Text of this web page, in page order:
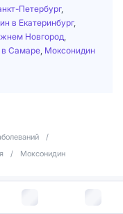
Петербург,
в Екатеринбург,
Новгород
в Самаре Моксонидин
/
/ Моксонидин